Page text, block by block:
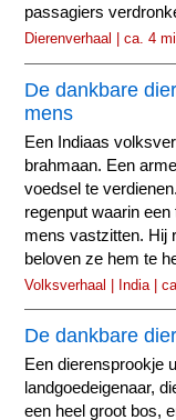
passagiers
Dierenverhaal | ca. 4
De dankbare
mens
Een Indiaas
brahmaan. Een
voedsel te
regenput waarin
mens vastzitten. Hij
beloven ze hem te
Volksverhaal | India |
De dankbare
Een dierensprookje
landgoedeigenaar,
een heel groot bos,